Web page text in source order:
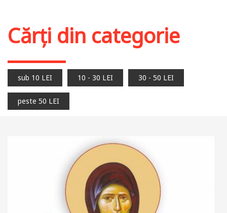
Cărți din categorie
sub 10 LEI 10 - 30 LEI 30 - 50 LEI
peste 50 LEI